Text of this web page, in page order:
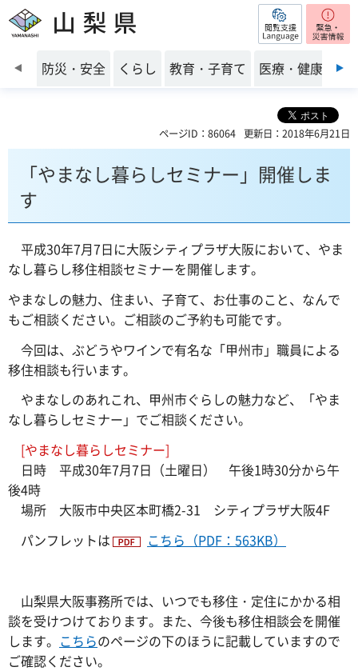
山梨県 閲覧支援
前のスライドを表示
防災・安全 くらし 教育・子育て 医療・健康・福
ページID：86064 更新日：2018年6月21日
「やまなし暮らしセミナー」開催しま
す
平成30年7月7日に大阪シティプラザ大阪において、やま
なし暮らし移住相談セミナーを開催します。
やまなしの魅力、住まい、子育て、お仕事のこと、なんで
もご相談ください。ご相談のご予約も可能です。
今回は、ぶどうやワインで有名な「甲州市」職員による
移住相談も行います。
やまなしのあれこれ、甲州市ぐらしの魅力など、「やま
なし暮らしセミナー」でご相談ください。
[やまなし暮らしセミナー]
日時 平成30年7月7日（土曜日） 午後1時30分から午
後4時
場所 大阪市中央区本町橋2-31 シティプラザ大阪4F
パンフレットは
こちら（PDF：563KB）
山梨県大阪事務所では、いつでも移住・定住にかかる相
談を受けつけております。また、今後も移住相談会を開催
します。 こちらのページの下のほうに記載していますので
ご確認ください。